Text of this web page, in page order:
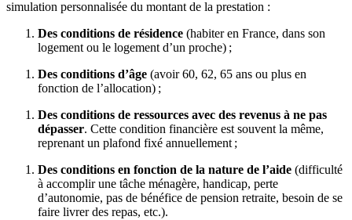
simulation personnalisée du montant de la prestation :
Des conditions de résidence (habiter en France, dans son
logement ou le logement d’un proche) ;
Des conditions d’âge (avoir 60, 62, 65 ans ou plus en
fonction de l’allocation) ;
Des conditions de ressources avec des revenus à ne pas
dépasser. Cette condition financière est souvent la même,
reprenant un plafond fixé annuellement ;
Des conditions en fonction de la nature de l’aide (difficulté
à accomplir une tâche ménagère, handicap, perte
d’autonomie, pas de bénéfice de pension retraite, besoin de se
faire livrer des repas, etc.).